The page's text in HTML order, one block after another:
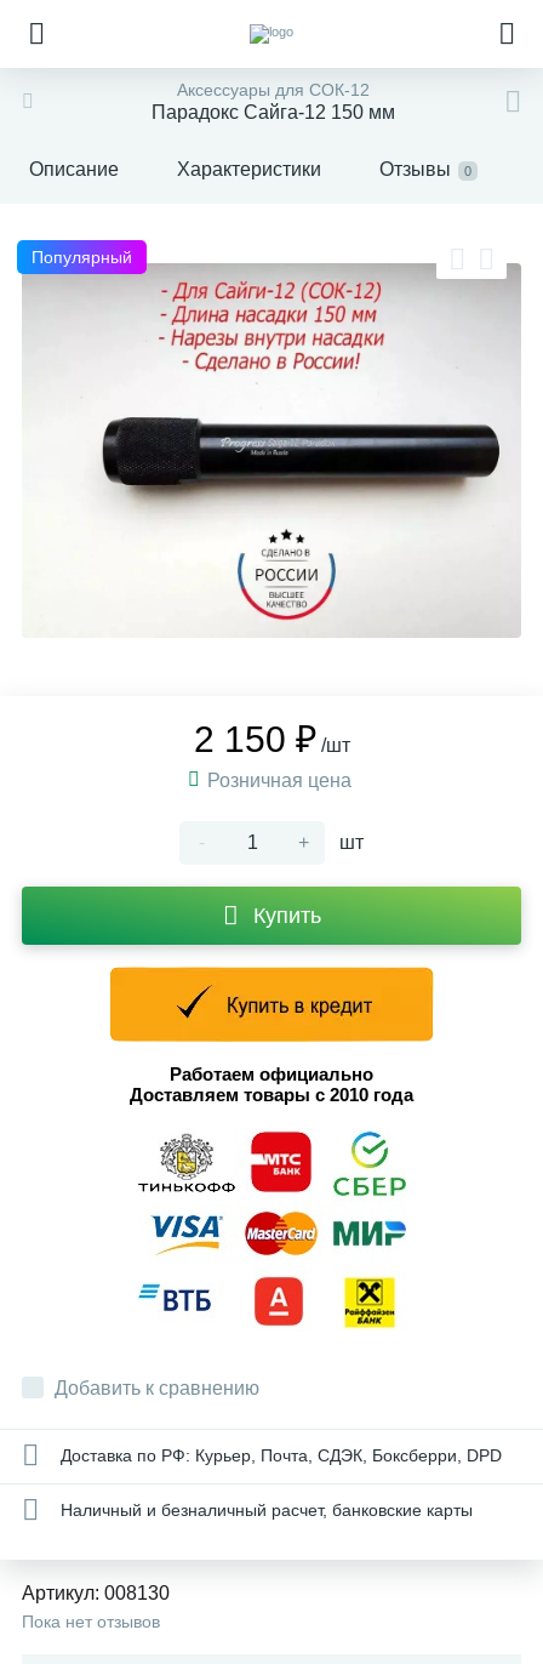
Аксессуары для СОК-12
Парадокс Сайга-12 150 мм
Описание Характеристики Отзывы 0
Популярный
2 150 ₽ /шт
Розничная цена
- + шт
Купить
Работаем официально
Доставляем товары с 2010 года
Добавить к сравнению
Доставка по РФ: Курьер, Почта, СДЭК, Боксберри, DPD
Наличный и безналичный расчет, банковские карты
Артикул: 008130
Пока нет отзывов